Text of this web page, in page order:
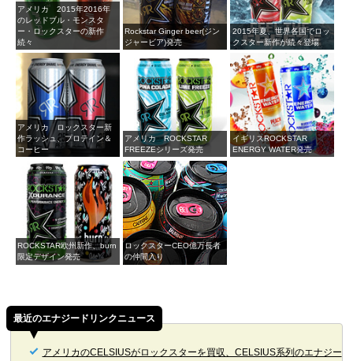
アメリカ 2015年2016年
のレッドブル・モンスタ
ー・ロックスターの新作
続々
Rockstar Ginger beer(ジン
ジャービア)発売
2015年夏、世界各国でロッ
クスター新作が続々登場
アメリカ ロックスター新
作ラッシュ、プロテイン＆
コーヒー
アメリカ ROCKSTAR
FREEZEシリーズ発売
イギリスROCKSTAR
ENERGY WATER発売
ROCKSTAR欧州新作、burn
限定デザイン発売
ロックスターCEO億万長者
の仲間入り
最近のエナジードリンクニュース
アメリカのCELSIUSがロックスターを買収、CELSIUS系列のエナジー